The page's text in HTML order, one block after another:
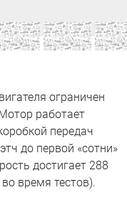
ограничен
работает
передач
до первой «сотни»
достигает 288
время тестов).